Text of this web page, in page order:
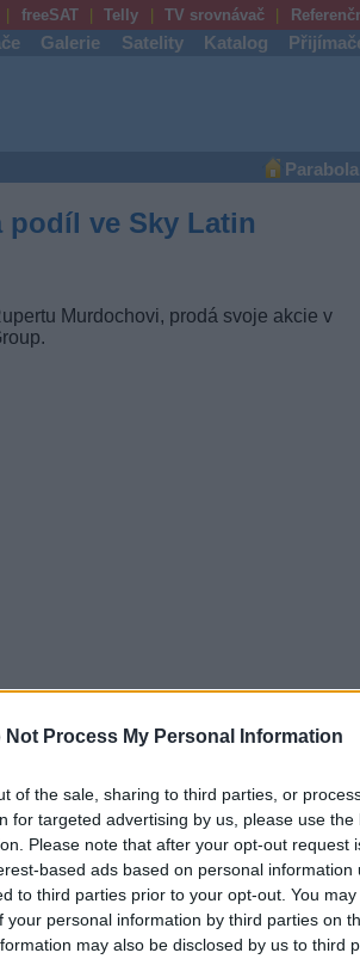
Not Process My Personal Information
of the sale, sharing to third parties, or
for targeted advertising by us, please use
Please note that after your opt-out request
based ads based on personal information
to third parties prior to your opt-out. You
personal information by third parties on
may also be disclosed by us to third
freeSAT Telly TV srovnávač
Galerie Satelity Katalog
podíl ve Sky Latin
Murdochovi, prodá svoje akcie v
Murdochově firmě 579 mln dolarů.
Media ve Sky Brazil, čímž získá všechy
a DirecTV Brazil.
DirecTV získá rovněž akcie Sky
podílů ve zbývajících zemí Latinské
a oblasti Karibského moře. Pokud dojde
digitální platformou.